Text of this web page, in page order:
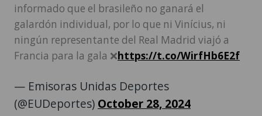
informado que el brasileño no ganará el
galardón individual, por lo que ni Vinícius, ni
ningún representante del Real Madrid viajó a
Francia para la gala ❌https://t.co/WirfHb6E2f
— Emisoras Unidas Deportes
(@EUDeportes) October 28, 2024